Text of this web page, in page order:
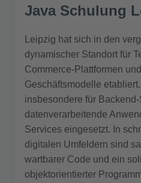
Java Schulung
Leipzig hat sich in den
dynamischer Standort für
Commerce-Plattformen
Geschäftsmodelle
insbesondere für
datenverarbeitende
Services eingesetzt. In
digitalen Umfeldern sind
wartbarer Code und ein
objektorientierter